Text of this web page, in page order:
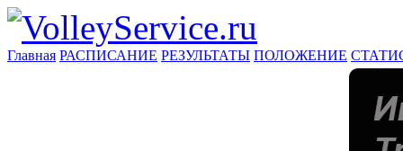
Главная РАСПИСАНИЕ РЕЗУЛЬТАТЫ ПОЛОЖЕНИЕ